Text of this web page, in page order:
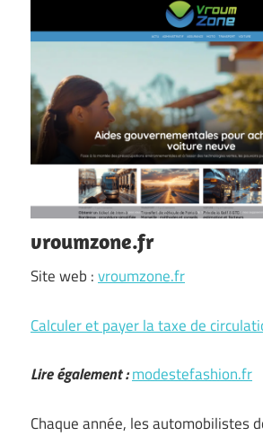
vroumzone.fr
Site web :vroumzone.fr
Calculer et payer la taxe de
Lire également :modestefashion.fr
Chaque année, les automobilistes